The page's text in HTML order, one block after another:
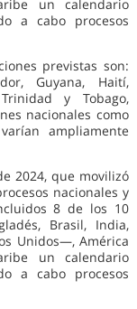
un calendario
a cabo procesos
previstas son:
Guyana, Haití,
y Tobago,
nacionales como
ampliamente
2024, que movilizó
nacionales y
8 de los 10
Brasil, India,
Unidos—, América
un calendario
a cabo procesos